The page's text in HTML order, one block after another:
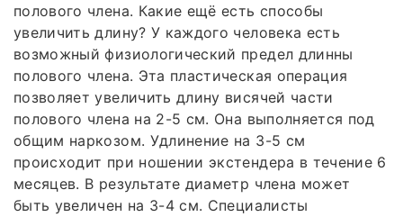
полового члена. Какие ещё есть способы
увеличить длину? У каждого человека есть
возможный физиологический предел длинны
полового члена. Эта пластическая операция
позволяет увеличить длину висячей части
полового члена на 2-5 см. Она выполняется под
общим наркозом. Удлинение на 3-5 см
происходит при ношении экстендера в течение 6
месяцев. В результате диаметр члена может
быть увеличен на 3-4 см. Специалисты